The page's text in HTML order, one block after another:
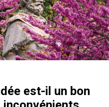
est-il un bon